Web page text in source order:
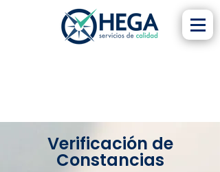
Verificación de
Constancias